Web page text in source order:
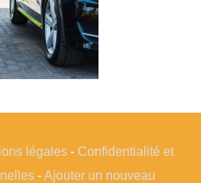
légales- Confidentialité et
-Ajouter un nouveau